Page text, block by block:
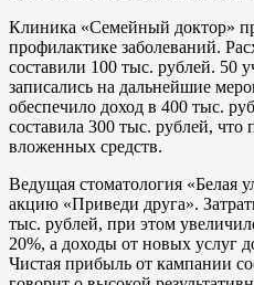
Клиника «Семейный доктор»
профилактике заболеваний.
составили 100 тыс. рублей. 50
записались на дальнейшие
обеспечило доход в 400 тыс.
составила 300 тыс. рублей, что
вложенных средств.
Ведущая стоматология «Белая
акцию «Приведи друга».
тыс. рублей, при этом
20%, а доходы от новых услуг
Чистая прибыль от кампании